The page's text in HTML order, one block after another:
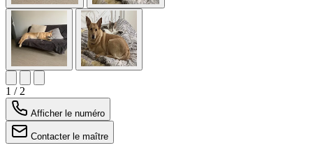
1 / 2
Afficher le numéro
Contacter le maître